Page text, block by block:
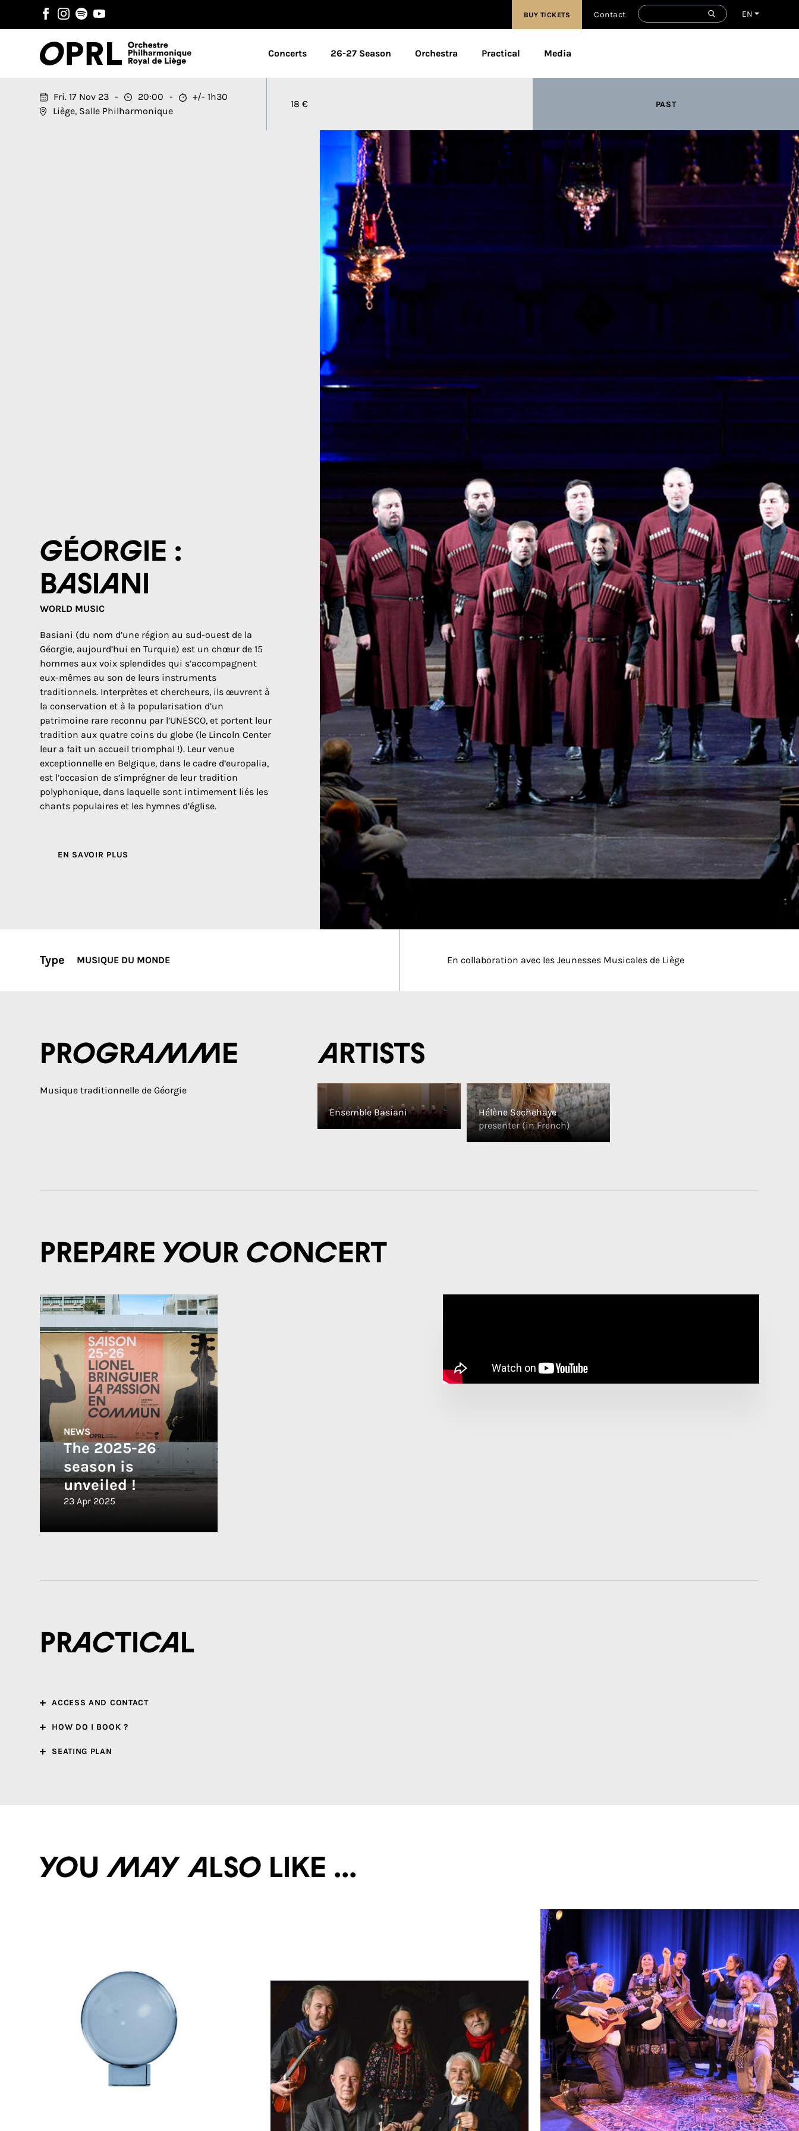
EN
BUY TICKETS Contact
Concerts 26-27 Season Orchestra Practical Media
Fri. 17 Nov 23 20:00
+/- 1h30
Liège, Salle Philharmonique
18 € PAST
Géorgie :
Basiani
WORLD MUSIC
Basiani (du nom d’une région au sud-ouest de la
Géorgie, aujourd’hui en Turquie) est un chœur de 15
hommes aux voix splendides qui s’accompagnent
eux-mêmes au son de leurs instruments
traditionnels. Interprètes et chercheurs, ils œuvrent à
la conservation et à la popularisation d’un
patrimoine rare reconnu par l’UNESCO, et portent leur
tradition aux quatre coins du globe (le Lincoln Center
leur a fait un accueil triomphal !). Leur venue
exceptionnelle en Belgique, dans le cadre d’europalia,
est l’occasion de s’imprégner de leur tradition
polyphonique, dans laquelle sont intimement liés les
chants populaires et les hymnes d’église.
EN SAVOIR PLUS
Type MUSIQUE DU MONDE En collaboration avec les Jeunesses Musicales de Liège
Programme
Musique traditionnelle de Géorgie
Artists
Ensemble Basiani
Hélène Sechehaye
presenter (in French)
Prepare your concert
NEWS
The 2025-26
season is
unveiled !
23 Apr 2025
Practical
ACCESS AND CONTACT
HOW DO I BOOK ?
SEATING PLAN
You may also like ...